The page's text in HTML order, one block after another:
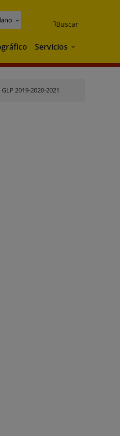
Buscar
Servicios Servicios
GLP 2019-2020-2021